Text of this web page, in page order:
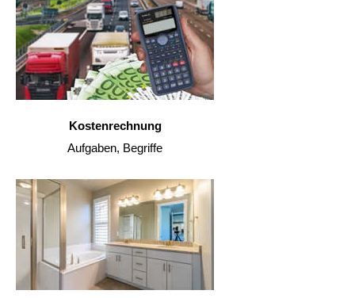
Kostenrechnung
Aufgaben, Begriffe